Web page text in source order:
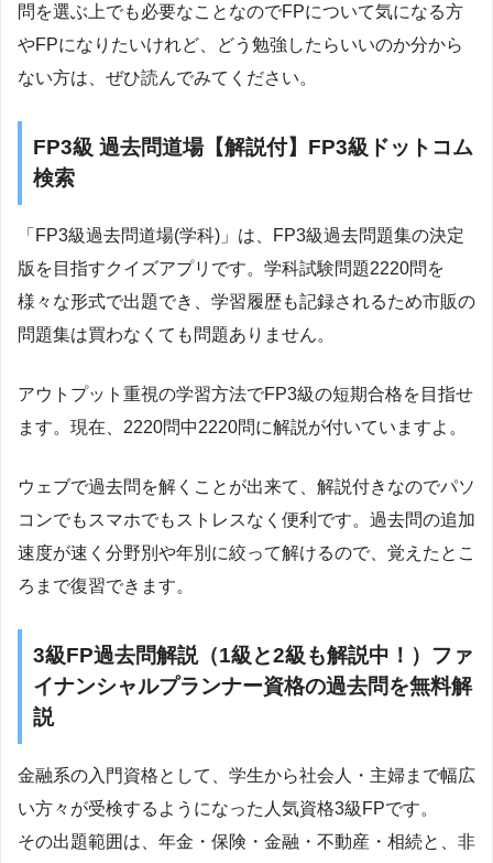
問を選ぶ上でも必要なことなのでFPについて気になる方
やFPになりたいけれど、どう勉強したらいいのか分から
ない方は、ぜひ読んでみてください。
FP3級 過去問道場【解説付】FP3級ドットコム
検索
「FP3級過去問道場(学科)」は、FP3級過去問題集の決定
版を目指すクイズアプリです。学科試験問題2220問を
様々な形式で出題でき、学習履歴も記録されるため市販の
問題集は買わなくても問題ありません。
アウトプット重視の学習方法でFP3級の短期合格を目指せ
ます。現在、2220問中2220問に解説が付いていますよ。
ウェブで過去問を解くことが出来て、解説付きなのでパソ
コンでもスマホでもストレスなく便利です。過去問の追加
速度が速く分野別や年別に絞って解けるので、覚えたとこ
ろまで復習できます。
3級FP過去問解説（1級と2級も解説中！）ファ
イナンシャルプランナー資格の過去問を無料解
説
金融系の入門資格として、学生から社会人・主婦まで幅広
い方々が受検するようになった人気資格3級FPです。
その出題範囲は、年金・保険・金融・不動産・相続と、非